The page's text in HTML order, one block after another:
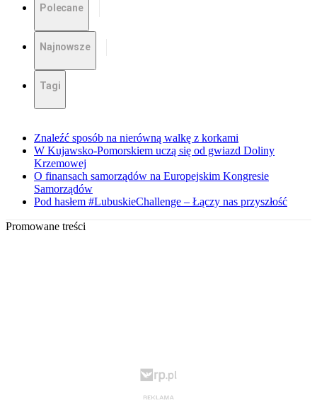
Polecane
Najnowsze
Tagi
Znaleźć sposób na nierówną walkę z korkami
W Kujawsko-Pomorskiem uczą się od gwiazd Doliny
Krzemowej
O finansach samorządów na Europejskim Kongresie
Samorządów
Pod hasłem #LubuskieChallenge – Łączy nas przyszłość
Promowane treści